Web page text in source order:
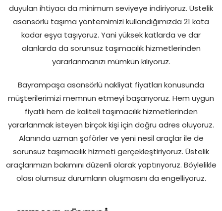
duyulan ihtiyacı da minimum seviyeye indiriyoruz. Üstelik
asansörlü taşıma yöntemimizi kullandığımızda 21 kata
kadar eşya taşıyoruz. Yani yüksek katlarda ve dar
alanlarda da sorunsuz taşımacılık hizmetlerinden
yararlanmanızı mümkün kılıyoruz.
Bayrampaşa asansörlü nakliyat fiyatları konusunda
müşterilerimizi memnun etmeyi başarıyoruz. Hem uygun
fiyatlı hem de kaliteli taşımacılık hizmetlerinden
yararlanmak isteyen birçok kişi için doğru adres oluyoruz.
Alanında uzman şoförler ve yeni nesil araçlar ile de
sorunsuz taşımacılık hizmeti gerçekleştiriyoruz. Üstelik
araçlarımızın bakımını düzenli olarak yaptırıyoruz. Böylelikle
olası olumsuz durumların oluşmasını da engelliyoruz.